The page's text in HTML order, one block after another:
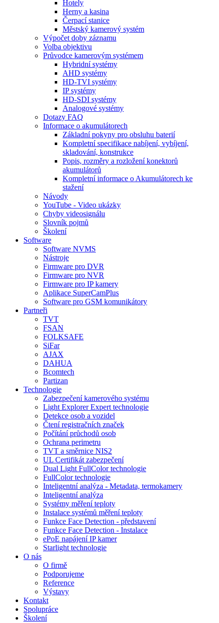
Hotely
Herny a kasina
Čerpací stanice
Městský kamerový systém
Výpočet doby záznamu
Volba objektivu
Průvodce kamerovým systémem
Hybridní systémy
AHD systémy
HD-TVI systémy
IP systémy
HD-SDI systémy
Analogové systémy
Dotazy FAQ
Informace o akumulátorech
Základní pokyny pro obsluhu baterií
Kompletní specifikace nabíjení, vybíjení,
skladování, konstrukce
Popis, rozměry a rozložení konektorů
akumulátorů
Kompletní informace o Akumulátorech ke
stažení
Návody
YouTube - Video ukázky
Chyby videosignálu
Slovník pojmů
Školení
Software
Software NVMS
Nástroje
Firmware pro DVR
Firmware pro NVR
Firmware pro IP kamery
Aplikace SuperCamPlus
Software pro GSM komunikátory
Partneři
TVT
FSAN
FOLKSAFE
SiFar
AJAX
DAHUA
Bcomtech
Partizan
Technologie
Zabezpečení kamerového systému
Light Explorer Expert technologie
Detekce osob a vozidel
Čtení registračních značek
Počítání průchodů osob
Ochrana perimetru
TVT a směrnice NIS2
UL Certifikát zabezpečení
Dual Light FullColor technologie
FullColor technologie
Inteligentní analýza - Metadata, termokamery
Inteligentní analýza
Systémy měření teploty
Instalace systémů měření teploty
Funkce Face Detection - představení
Funkce Face Detection - Instalace
ePoE napájení IP kamer
Starlight technologie
O nás
O firmě
Podporujeme
Reference
Výstavy
Kontakt
Spolupráce
Školení